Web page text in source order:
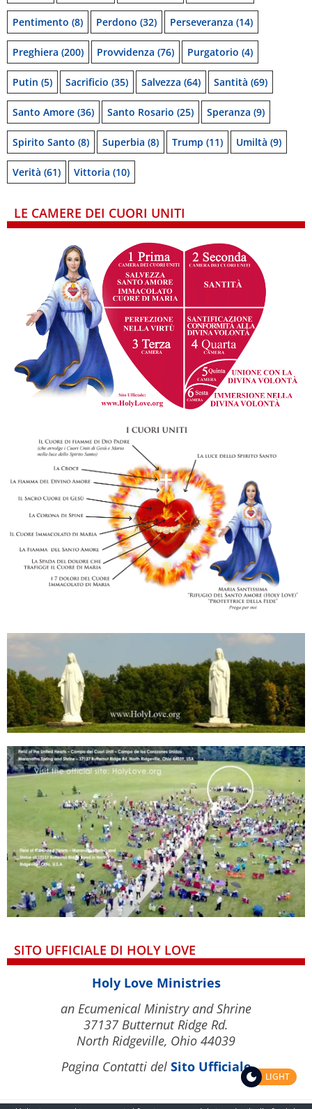
Pentimento (8) Perdono (32) Perseveranza (14)
Preghiera (200) Provvidenza (76) Purgatorio (4)
Putin (5) Sacrificio (35) Salvezza (64) Santità (69)
Santo Amore (36) Santo Rosario (25) Speranza (9)
Spirito Santo (8) Superbia (8) Trump (11) Umiltà (9)
Verità (61) Vittoria (10)
LE CAMERE DEI CUORI UNITI
SITO UFFICIALE DI HOLY LOVE
Holy Love Ministries
an Ecumenical Ministry and Shrine
37137 Butternut Ridge Rd.
North Ridgeville, Ohio 44039
Pagina Contatti del Sito Ufficiale
LIGHT